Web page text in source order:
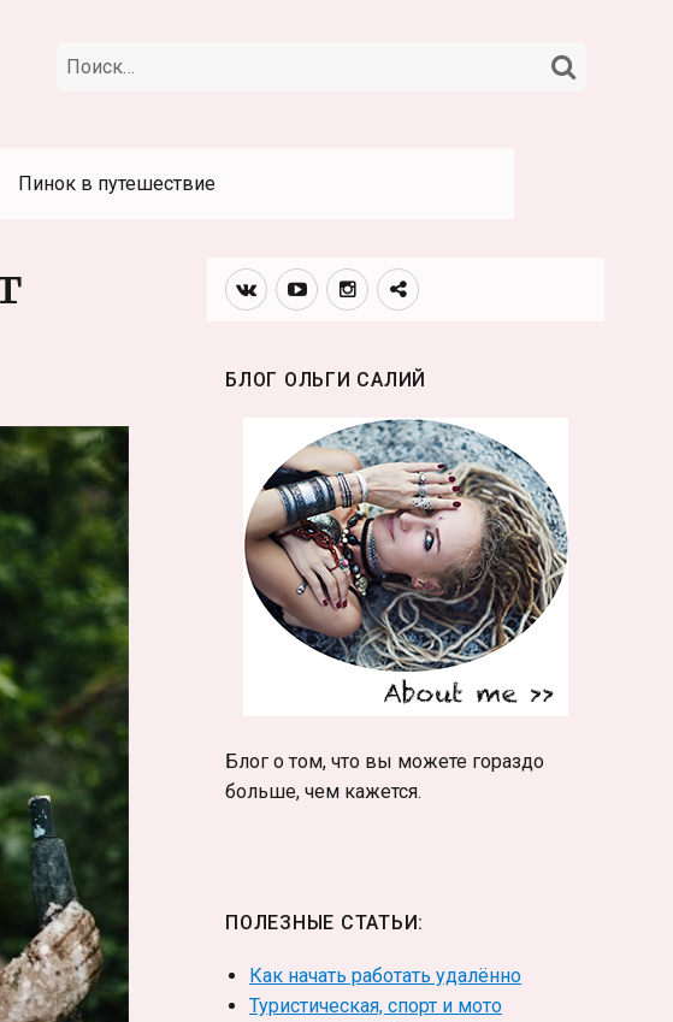
Искать:
Пинок в путешествие
Вконтакте
YoutubeИнстаграмм
Телеграм
БЛОГ ОЛЬГИ САЛИЙ
Блог о том, что вы можете гораздо
больше, чем кажется.
ПОЛЕЗНЫЕ СТАТЬИ:
Как начать работать удалённо
Туристическая, спорт и мото